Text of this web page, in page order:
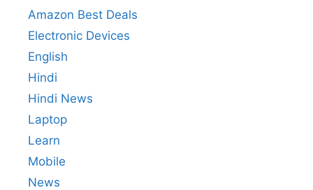
Amazon Best Deals
Electronic Devices
English
Hindi
Hindi News
Laptop
Learn
Mobile
News